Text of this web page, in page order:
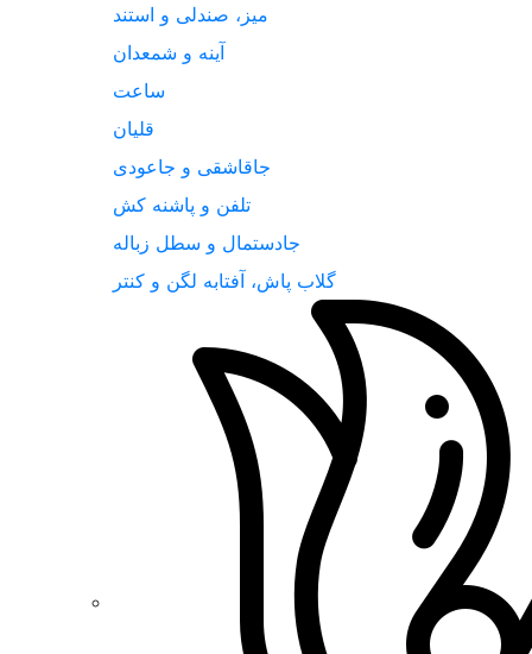
میز، صندلی و استند
آینه و شمعدان
ساعت
قلیان
جاقاشقی و جاعودی
تلفن و پاشنه کش
جادستمال و سطل زباله
گلاب پاش، آفتابه لگن و کنتر